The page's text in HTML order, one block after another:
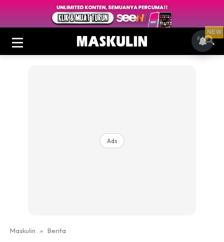
Ads
Maskulin » Berita
NEW